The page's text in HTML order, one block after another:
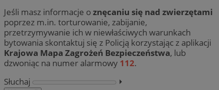
Jeśli masz informacje oznęcaniu się nad zwierzętami
poprzez m.in. torturowanie, zabijanie,
przetrzymywanie ich w niewłaściwych warunkach
bytowania skontaktuj się z Policją korzystając z aplikacji
Krajowa Mapa Zagrożeń Bezpieczeństwa, lub
dzwoniąc na numer alarmowy 112.
Słuchaj
⏵︎